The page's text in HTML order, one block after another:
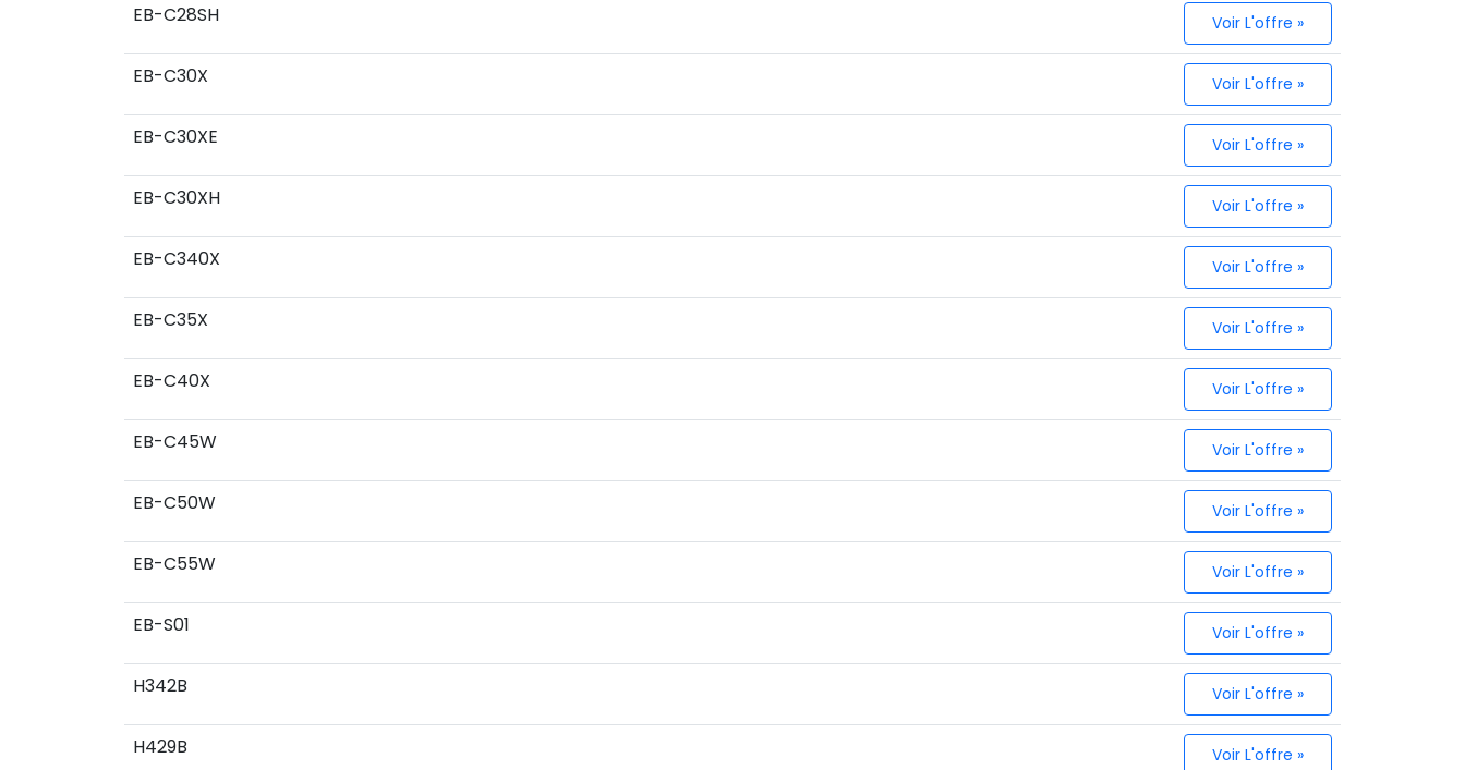
EB-C28SH Voir L'offre »
EB-C30X Voir L'offre »
EB-C30XE Voir L'offre »
EB-C30XH Voir L'offre »
EB-C340X Voir L'offre »
EB-C35X Voir L'offre »
EB-C40X Voir L'offre »
EB-C45W Voir L'offre »
EB-C50W Voir L'offre »
EB-C55W Voir L'offre »
EB-S01 Voir L'offre »
H342B Voir L'offre »
H429B Voir L'offre »